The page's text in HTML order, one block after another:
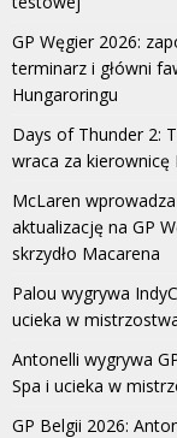
GP Węgier 2026:
terminarz i główni
Hungaroringu
Days of Thunder 2:
wraca za kierownicę
McLaren
aktualizację na GP
skrzydło Macarena
Palou wygrywa
ucieka w
Antonelli wygrywa
Spa i ucieka w
GP Belgii 2026: